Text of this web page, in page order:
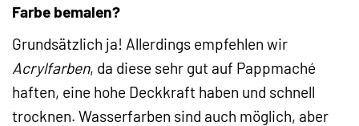
Farbe bemalen?
Grundsätzlich ja! Allerdings empfehlen wir
Acrylfarben, da diese sehr gut auf Pappmaché
haften, eine hohe Deckkraft haben und schnell
trocknen. Wasserfarben sind auch möglich, aber